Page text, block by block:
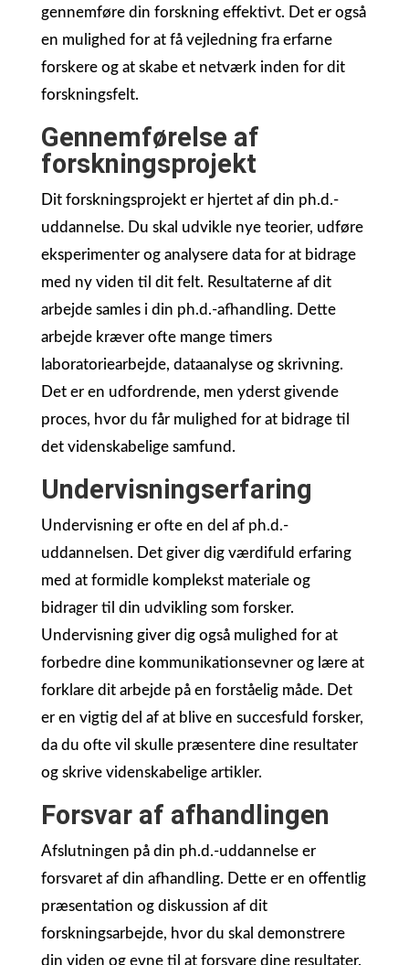
gennemføre din forskning effektivt. Det er også
en mulighed for at få vejledning fra erfarne
forskere og at skabe et netværk inden for dit
forskningsfelt.
Gennemførelse af
forskningsprojekt
Dit forskningsprojekt er hjertet af din ph.d.-
uddannelse. Du skal udvikle nye teorier, udføre
eksperimenter og analysere data for at bidrage
med ny viden til dit felt. Resultaterne af dit
arbejde samles i din ph.d.-afhandling. Dette
arbejde kræver ofte mange timers
laboratoriearbejde, dataanalyse og skrivning.
Det er en udfordrende, men yderst givende
proces, hvor du får mulighed for at bidrage til
det videnskabelige samfund.
Undervisningserfaring
Undervisning er ofte en del af ph.d.-
uddannelsen. Det giver dig værdifuld erfaring
med at formidle komplekst materiale og
bidrager til din udvikling som forsker.
Undervisning giver dig også mulighed for at
forbedre dine kommunikationsevner og lære at
forklare dit arbejde på en forståelig måde. Det
er en vigtig del af at blive en succesfuld forsker,
da du ofte vil skulle præsentere dine resultater
og skrive videnskabelige artikler.
Forsvar af afhandlingen
Afslutningen på din ph.d.-uddannelse er
forsvaret af din afhandling. Dette er en offentlig
præsentation og diskussion af dit
forskningsarbejde, hvor du skal demonstrere
din viden og evne til at forsvare dine resultater.